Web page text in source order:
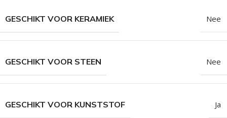
GESCHIKT VOOR KERAMIEK Nee
GESCHIKT VOOR STEEN Nee
GESCHIKT VOOR KUNSTSTOF Ja